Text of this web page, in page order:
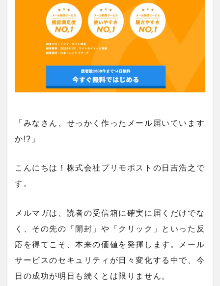
「みなさん、せっかく作ったメール届いています
か!?」
こんにちは！株式会社プリモポストの日吉浩之で
す。
メルマガは、読者の受信箱に確実に届くだけでな
く、その先の「開封」や「クリック」といった反
応を得てこそ、本来の価値を発揮します。メール
サービスのセキュリティが日々変化する中で、今
日の成功が明日も続くとは限りません。